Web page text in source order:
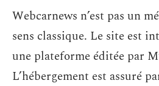
Webcarnews n’est pas un
sens classique. Le site est
une plateforme éditée par
L’hébergement est assuré